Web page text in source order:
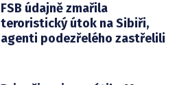
FSB údajně zmařila
teroristický útok na Sibiři,
agenti podezřelého zastřelili